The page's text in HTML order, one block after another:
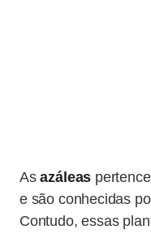
Asazáleas
e são conhecidas
Contudo, essas